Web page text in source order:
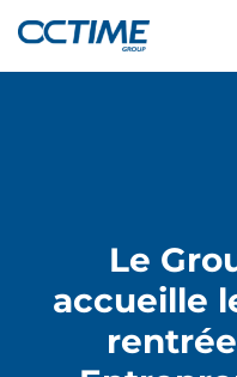
Le
accueille